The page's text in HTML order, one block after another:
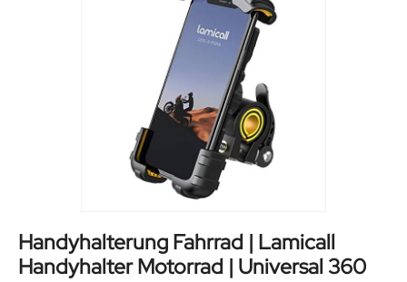
Handyhalterung Fahrrad | Lamicall
Handyhalter Motorrad | Universal 360